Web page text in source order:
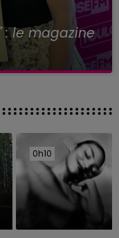
: le magazine
0h10
0h10